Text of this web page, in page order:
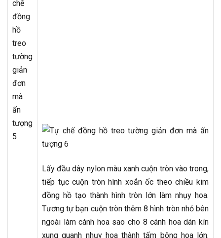
Lấy đầu dây nylon màu xanh cuộn tròn vào trong,
tiếp tục cuộn tròn hình xoắn ốc theo chiều kim
đồng hồ tạo thành hình tròn lớn làm nhụy hoa.
Tương tự bạn cuộn tròn thêm 8 hình tròn nhỏ bên
ngoài làm cánh hoa sao cho 8 cánh hoa dán kín
xung quanh nhụy hoa thành tấm bông hoa lớn.